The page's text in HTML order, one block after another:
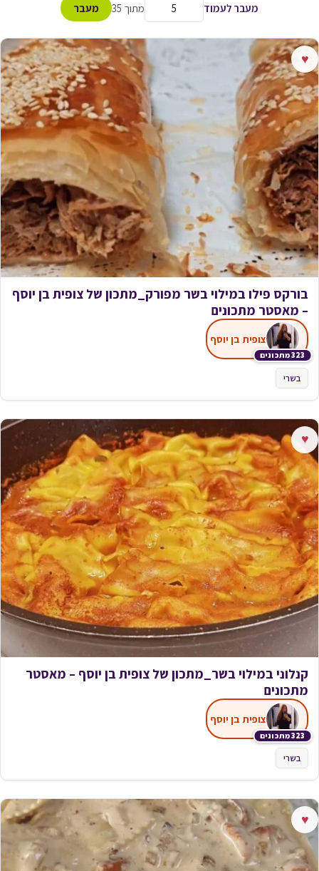
מעבר לעמוד מתוך 35 מעבר
♥
בורקס פילו במילוי בשר מפורק_מתכון של צופית בן יוסף
– מאסטר מתכונים
323 מתכונים
צופית בן יוסף
בשרי
♥
קנלוני במילוי בשר_מתכון של צופית בן יוסף – מאסטר
מתכונים
323 מתכונים
צופית בן יוסף
בשרי
♥